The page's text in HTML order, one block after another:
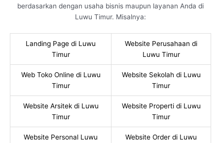
berdasarkan dengan usaha bisnis maupun layanan Anda di
Luwu Timur. Misalnya:
Landing Page di Luwu
Timur
Website Perusahaan di
Luwu Timur
Web Toko Online di Luwu
Timur
Website Sekolah di Luwu
Timur
Website Arsitek di Luwu
Timur
Website Properti di Luwu
Timur
Website Personal Luwu
Website Order di Luwu